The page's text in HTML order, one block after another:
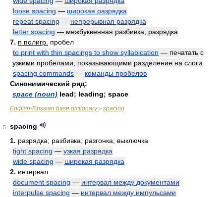
loose spacing — широкая разрядка
repeat spacing — непрерывная разрядка
letter spacing — межбуквенная разбивка, разрядка
7. n полигр. пробел
to print with thin spacings to show syllabication — печатать с
узкими пробелами, показывающими разделение на слоги
spacing commands — команды пробелов
Синонимический ряд:
space (noun) lead; leading; space
English-Russian base dictionary> spacing
5
spacing
1. разрядка; разбивка; разгонка; выключка
tight spacing — узкая разрядка
wide spacing — широкая разрядка
2. интервал
document spacing — интервал между документами
interpulse spacing — интервал между импульсами